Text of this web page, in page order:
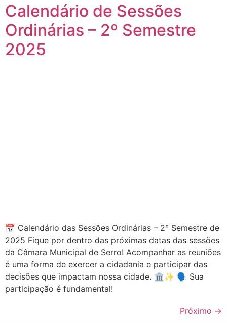
Calendário de Sessões
Ordinárias – 2º Semestre
2025
📅 Calendário das Sessões Ordinárias – 2° Semestre de
2025 Fique por dentro das próximas datas das sessões
da Câmara Municipal de Serro! Acompanhar as reuniões
é uma forma de exercer a cidadania e participar das
decisões que impactam nossa cidade. 🏛✨ 🗣 Sua
participação é fundamental!
Próximo →